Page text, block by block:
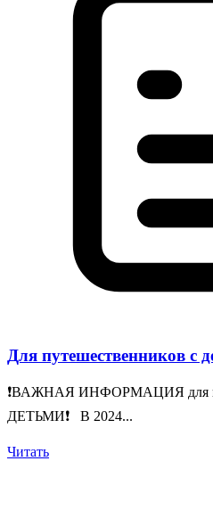
Для путешественников с
❗️ВАЖНАЯ ИНФОРМАЦИЯ для
ДЕТЬМИ❗️ В 2024...
Читать